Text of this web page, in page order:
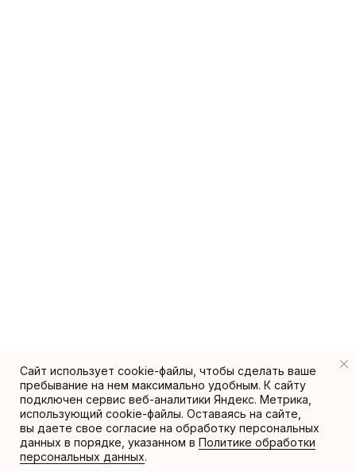
Сайт использует cookie-файлы, чтобы сделать ваше
пребывание на нем максимально удобным. К cайту
подключен сервис веб-аналитики Яндекс. Метрика,
использующий cookie-файлы. Оставаясь на сайте,
вы даете свое согласие на обработку персональных
данных в порядке, указанном в Политике обработки
персональных данных.